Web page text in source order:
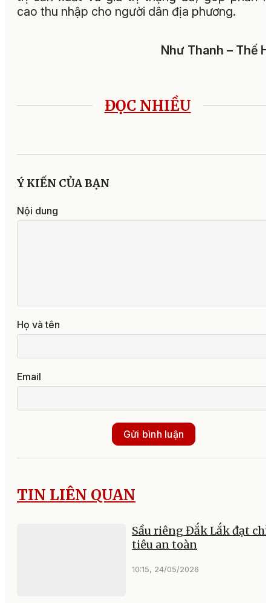
cao thu nhập cho người dân địa phương.
Như Thanh – Thế
ĐỌC NHIỀU
Ý KIẾN CỦA BẠN
Nội dung
Họ và tên
Email
Gửi bình luận
TIN LIÊN QUAN
Sầu riêng Đắk Lắk đạt chỉ
tiêu an toàn
10:15, 24/05/2026